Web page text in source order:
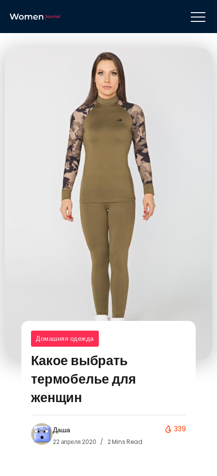
Домашняя одежда
Какое выбрать
термобелье для
женщин
Даша
22 апреля 2020 2 Mins Read
339